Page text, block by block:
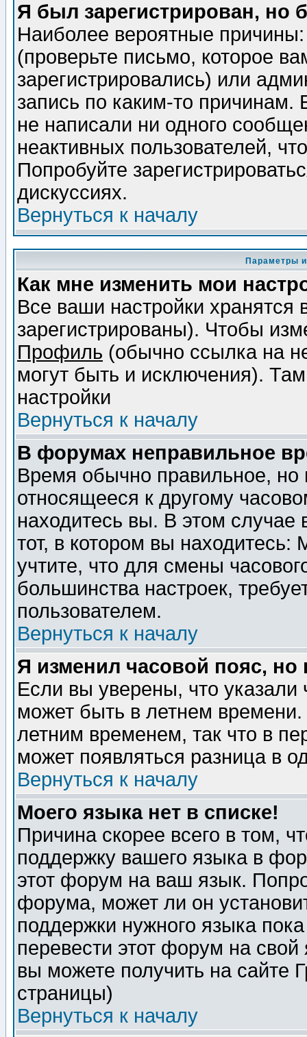
Я был зарегистрирован, но
Наиболее вероятные
(проверьте письмо, которое
зарегистрировались) или
запись по каким-то
не написали ни одного
неактивных пользователей,
Попробуйте
дискуссиях.
Вернуться к началу
Параметры
Как мне изменить мои
Все ваши настройки
зарегистрированы). Чтобы
Профиль (обычно ссылка на
могут быть и исключения).
настройки
Вернуться к началу
В форумах неправильное
Время обычно правильное,
относящееся к другому
находитесь вы. В этом
тот, в котором вы
учтите, что для смены
большинства настроек,
пользователем.
Вернуться к началу
Я изменил часовой пояс,
Если вы уверены, что указали
может быть в летнем
летним временем, так что в
может появляться разница в
Вернуться к началу
Моего языка нет в списке!
Причина скорее всего в том,
поддержку вашего языка в
этот форум на ваш язык.
форума, может ли он
поддержки нужного языка
перевести этот форум на
вы можете получить на сайте
страницы)
Вернуться к началу